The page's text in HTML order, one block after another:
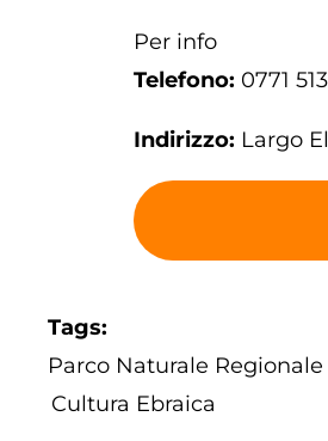
Per info
Telefono: 0771
Indirizzo: Largo
Tags
Parco Naturale
Cultura Ebraica